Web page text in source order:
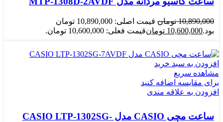
10,890,000 تومان
قیمت اصلی: 10,890,000 تومان
بود.10,600,000 تومانقیمت فعلی: 10,600,000 تومان.
افزودن به سبد خرید
مشاهده سریع
برای مقایسه اضافه کنید
افزودن به علاقه مندی
ساعت مچی CASIO مدل CASIO LTP-1302SG-